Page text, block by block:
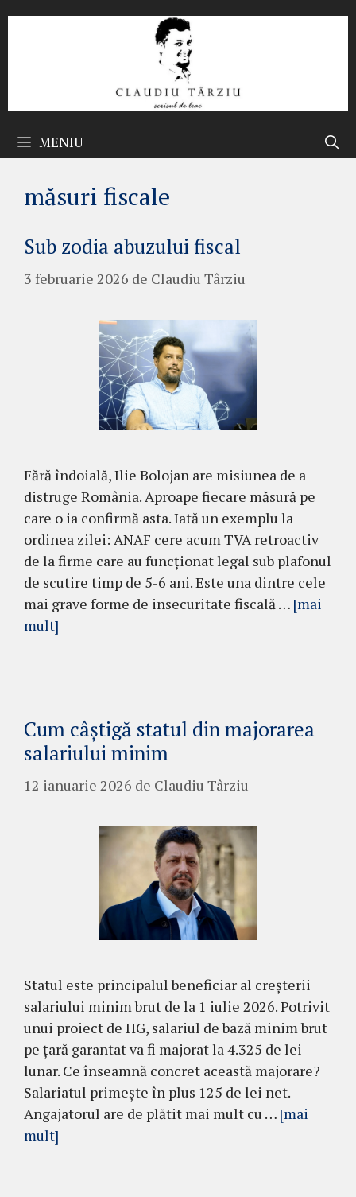
MENIU
măsuri fiscale
Sub zodia abuzului fiscal
3 februarie 2026 de Claudiu Târziu
Fără îndoială, Ilie Bolojan are misiunea de a
distruge România. Aproape fiecare măsură pe
care o ia confirmă asta. Iată un exemplu la
ordinea zilei: ANAF cere acum TVA retroactiv
de la firme care au funcționat legal sub plafonul
de scutire timp de 5-6 ani. Este una dintre cele
mai grave forme de insecuritate fiscală … [mai
mult]
Cum câștigă statul din majorarea
salariului minim
12 ianuarie 2026 de Claudiu Târziu
Statul este principalul beneficiar al creșterii
salariului minim brut de la 1 iulie 2026. Potrivit
unui proiect de HG, salariul de bază minim brut
pe țară garantat va fi majorat la 4.325 de lei
lunar. Ce înseamnă concret această majorare?
Salariatul primește în plus 125 de lei net.
Angajatorul are de plătit mai mult cu … [mai
mult]